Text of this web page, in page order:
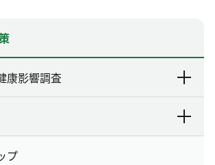
康影響調査
プ